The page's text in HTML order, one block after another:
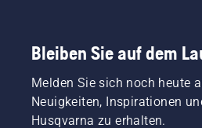
Bleiben Sie auf dem
Melden Sie sich noch heute
Neuigkeiten, Inspirationen
Husqvarna zu erhalten.